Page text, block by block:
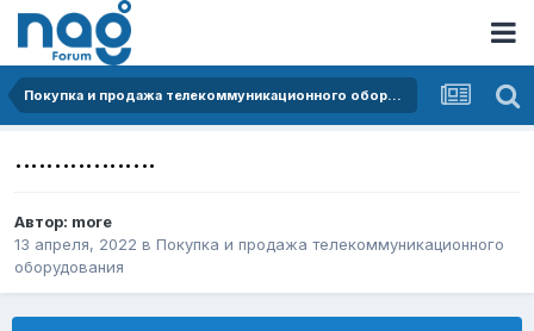
Покупка и продажа телекоммуникационного оборудования
..................
Автор: more
13 апреля, 2022 в Покупка и продажа телекоммуникационного
оборудования